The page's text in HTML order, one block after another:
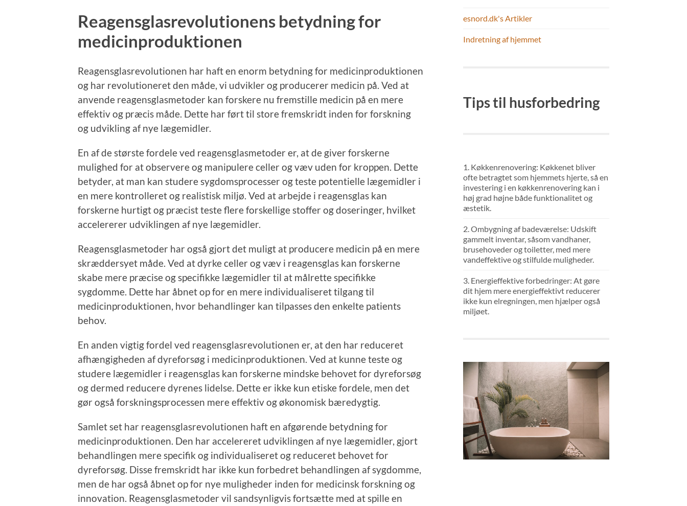
Reagensglasrevolutionens betydning for
medicinproduktionen
Reagensglasrevolutionen har haft en enorm betydning for medicinproduktionen
og har revolutioneret den måde, vi udvikler og producerer medicin på. Ved at
anvende reagensglasmetoder kan forskere nu fremstille medicin på en mere
effektiv og præcis måde. Dette har ført til store fremskridt inden for forskning
og udvikling af nye lægemidler.
En af de største fordele ved reagensglasmetoder er, at de giver forskerne
mulighed for at observere og manipulere celler og væv uden for kroppen. Dette
betyder, at man kan studere sygdomsprocesser og teste potentielle lægemidler i
en mere kontrolleret og realistisk miljø. Ved at arbejde i reagensglas kan
forskerne hurtigt og præcist teste flere forskellige stoffer og doseringer, hvilket
accelererer udviklingen af nye lægemidler.
Reagensglasmetoder har også gjort det muligt at producere medicin på en mere
skræddersyet måde. Ved at dyrke celler og væv i reagensglas kan forskerne
skabe mere præcise og specifikke lægemidler til at målrette specifikke
sygdomme. Dette har åbnet op for en mere individualiseret tilgang til
medicinproduktionen, hvor behandlinger kan tilpasses den enkelte patients
behov.
En anden vigtig fordel ved reagensglasrevolutionen er, at den har reduceret
afhængigheden af dyreforsøg i medicinproduktionen. Ved at kunne teste og
studere lægemidler i reagensglas kan forskerne mindske behovet for dyreforsøg
og dermed reducere dyrenes lidelse. Dette er ikke kun etiske fordele, men det
gør også forskningsprocessen mere effektiv og økonomisk bæredygtig.
Samlet set har reagensglasrevolutionen haft en afgørende betydning for
medicinproduktionen. Den har accelereret udviklingen af nye lægemidler, gjort
behandlingen mere specifik og individualiseret og reduceret behovet for
dyreforsøg. Disse fremskridt har ikke kun forbedret behandlingen af sygdomme,
men de har også åbnet op for nye muligheder inden for medicinsk forskning og
innovation. Reagensglasmetoder vil sandsynligvis fortsætte med at spille en
esnord.dk's Artikler
Indretning af hjemmet
Tips til husforbedring
1. Køkkenrenovering: Køkkenet bliver
ofte betragtet som hjemmets hjerte, så en
investering i en køkkenrenovering kan i
høj grad højne både funktionalitet og
æstetik.
2. Ombygning af badeværelse: Udskift
gammelt inventar, såsom vandhaner,
brusehoveder og toiletter, med mere
vandeffektive og stilfulde muligheder.
3. Energieffektive forbedringer: At gøre
dit hjem mere energieffektivt reducerer
ikke kun elregningen, men hjælper også
miljøet.